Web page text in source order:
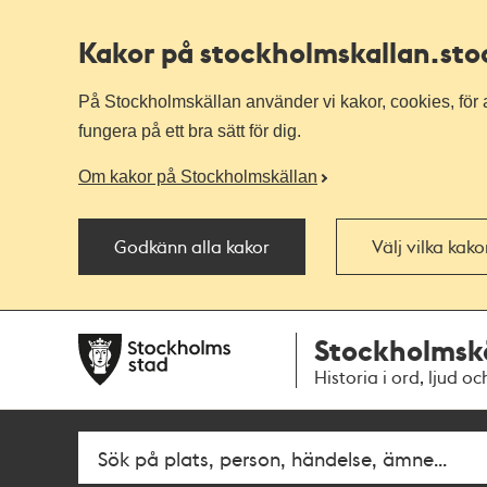
Kakor på stockholmskallan
På Stockholmskällan använder vi kakor, cookies,
fungera på ett bra sätt för dig.
Om kakor på Stockholmskällan
Godkänn alla kakor Välj vilka
navigationen
huvudinnehållet
Historia i ord, ljud
Fritextsök